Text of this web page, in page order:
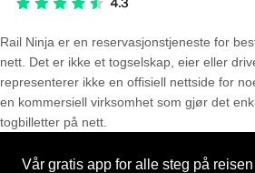
Rail Ninja er en reservasjons­tjeneste for
nett. Det er ikke et togselskap, eier eller
representerer ikke en offisiell nettside for
en kommersiell virksomhet som gjør det
togbilletter på nett.
Vår gratis app for alle steg på